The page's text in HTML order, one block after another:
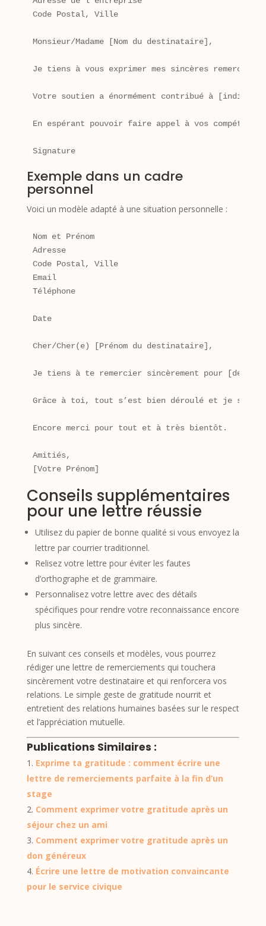
Code Postal, Ville
Monsieur/Madame [Nom du destinataire],
Je tiens à vous exprimer mes sincères
Votre soutien a énormément contribué à
En espérant pouvoir faire appel à vos
Signature
Exemple dans un cadre
personnel
Voici un modèle adapté à une situation personnelle :
Nom et Prénom
Adresse
Code Postal, Ville
Email
Téléphone
Date
Cher/Cher(e) [Prénom du destinataire],
Je tiens à te remercier sincèrement pour
Grâce à toi, tout s’est bien déroulé et je suis
Encore merci pour tout et à très bientôt.
Amitiés,
Conseils supplémentaires
pour une lettre réussie
Utilisez du papier de bonne qualité si vous envoyez la
lettre par courrier traditionnel.
Relisez votre lettre pour éviter les fautes
d’orthographe et de grammaire.
Personnalisez votre lettre avec des détails
spécifiques pour rendre votre reconnaissance encore
plus sincère.
En suivant ces conseils et modèles, vous pourrez
rédiger une lettre de remerciements qui touchera
sincèrement votre destinataire et qui renforcera vos
relations. Le simple geste de gratitude nourrit et
entretient des relations humaines basées sur le respect
et l’appréciation mutuelle.
Publications Similaires :
Exprime ta gratitude : comment écrire une
lettre de remerciements parfaite à la fin d’un
stage
Comment exprimer votre gratitude après un
séjour chez un ami
Comment exprimer votre gratitude après un
don généreux
Écrire une lettre de motivation convaincante
pour le service civique